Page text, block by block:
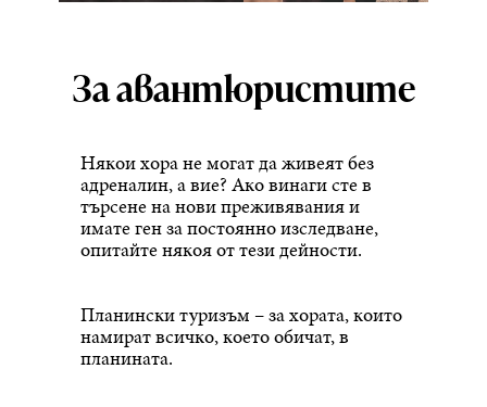
За авантюристите
Някои хора не могат да живеят без
адреналин, а вие? Ако винаги сте в
търсене на нови преживявания и
имате ген за постоянно изследване,
опитайте някоя от тези дейности.
Планински туризъм – за хората, които
намират всичко, което обичат, в
планината.